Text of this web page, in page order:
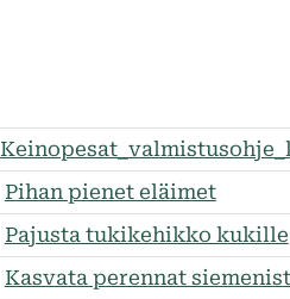
Pihan pienet eläimet
Pajusta tukikehikko kukille
Kasvata perennat